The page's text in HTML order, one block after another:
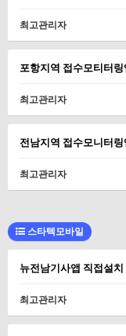
최고관리자
포항지역 접수모티터링
최고관리자
전남지역 접수모니터링
최고관리자
스타텍모바일
뉴전남기사앱 직접설치
최고관리자